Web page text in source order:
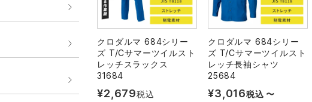
クロダルマ 684シリー
ズ T/Cサマーツイルスト
レッチスラックス
31684
¥2,679税込
クロダルマ 684シリー
ズ T/Cサマーツイルスト
レッチ長袖シャツ
25684
¥3,016税込 〜